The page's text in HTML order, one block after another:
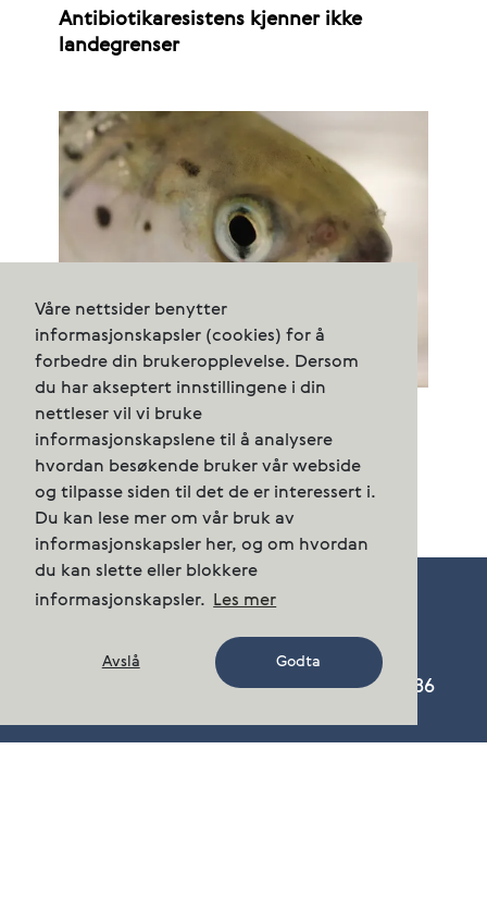
Våre nettsider benytter
informasjonskapsler (cookies) for å
forbedre din brukeropplevelse. Dersom
du har akseptert innstillingene i din
nettleser vil vi bruke
informasjonskapslene til å analysere
hvordan besøkende bruker vår webside
og tilpasse siden til det de er interessert i.
Du kan lese mer om vår bruk av
informasjonskapsler her, og om hvordan
du kan slette eller blokkere
informasjonskapsler.
Les mer
Avslå Godta
Antibiotikaresistens kjenner ikke
landegrenser
Gi oss ILA-regelverk som virker
Cermaq Norway AS, Nordfoldveien 165, 8286